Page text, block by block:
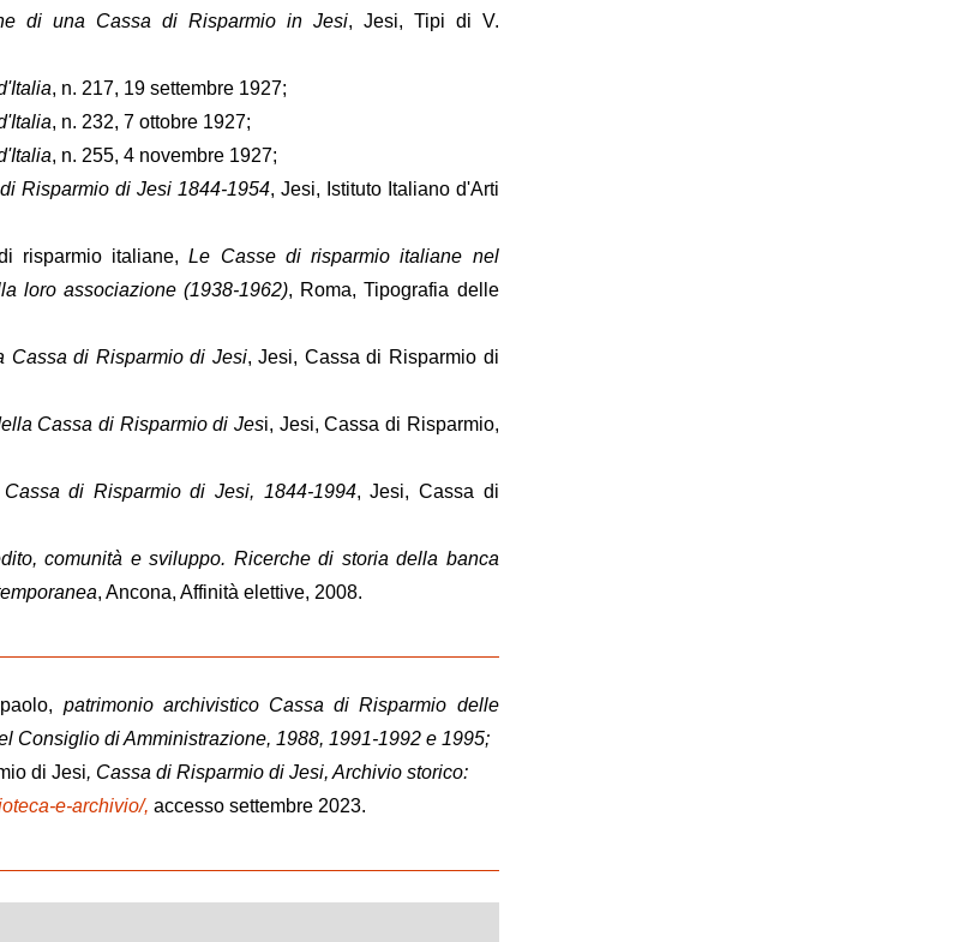
di una Cassa di Risparmio in Jesi, Jesi, Tipi di V.
, n. 217, 19 settembre 1927;
, n. 232, 7 ottobre 1927;
, n. 255, 4 novembre 1927;
Risparmio di Jesi 1844-1954, Jesi, Istituto Italiano d'Arti
risparmio italiane,Le Casse di risparmio italiane nel
loro associazione (1938-1962), Roma, Tipografia delle
Cassa di Risparmio di Jesi, Jesi, Cassa di Risparmio di
Cassa di Risparmio di Jesi, Jesi, Cassa di Risparmio,
di Risparmio di Jesi, 1844-1994, Jesi, Cassa di
comunità e sviluppo. Ricerche di storia della banca
, Ancona, Affinità elettive, 2008.
patrimonio archivistico Cassa di Risparmio delle
Consiglio di Amministrazione, 1988, 1991-1992 e 1995;
di Jesi, Cassa di Risparmio di Jesi, Archivio storico:
e-archivio/, accesso settembre 2023.